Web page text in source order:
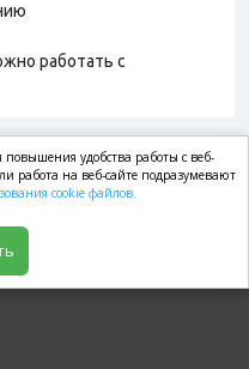
работать с
повышения удобства работы с веб-
работа на веб-сайте подразумевают
cookie файлов.